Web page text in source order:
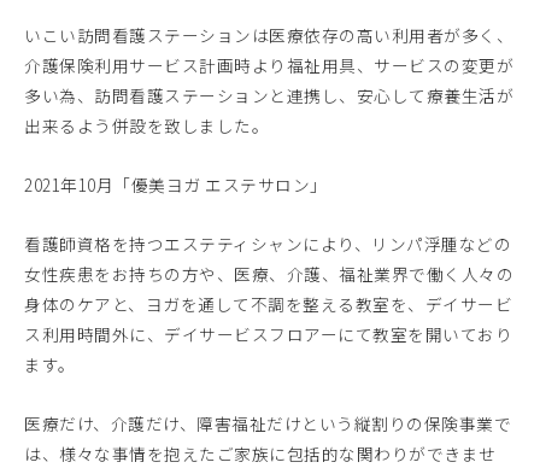
いこい訪問看護ステーションは医療依存の高い利用者が多く、
介護保険利用サービス計画時より福祉用具、サービスの変更が
多い為、訪問看護ステーションと連携し、安心して療養生活が
出来るよう併設を致しました。
2021年10月「優美ヨガ エステサロン」
看護師資格を持つエステティシャンにより、リンパ浮腫などの
女性疾患をお持ちの方や、医療、介護、福祉業界で働く人々の
身体のケアと、ヨガを通して不調を整える教室を、デイサービ
ス利用時間外に、デイサービスフロアーにて教室を開いており
ます。
医療だけ、介護だけ、障害福祉だけという縦割りの保険事業で
は、様々な事情を抱えたご家族に包括的な関わりができませ